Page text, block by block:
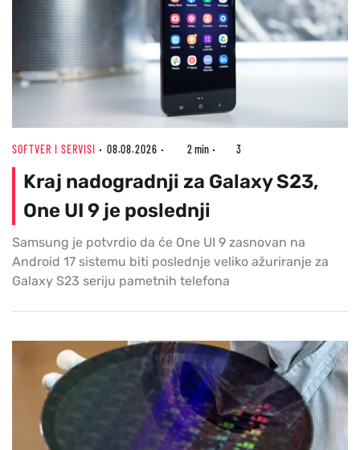
SOFTVER I SERVISI 08.08.2026 2 min 3
Kraj nadogradnji za Galaxy S23,
One UI 9 je poslednji
Samsung je potvrdio da će One UI 9 zasnovan na
Android 17 sistemu biti poslednje veliko ažuriranje za
Galaxy S23 seriju pametnih telefona